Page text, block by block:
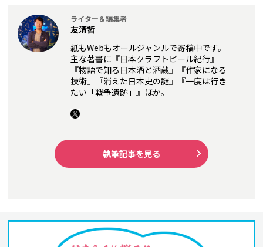
ライター＆編集者
友清哲
紙もWebもオールジャンルで寄稿中です。
主な著書に『日本クラフトビール紀行』
『物語で知る日本酒と酒蔵』『作家になる
技術』『消えた日本史の謎』『一度は行き
たい「戦争遺跡」』ほか。
執筆記事を見る